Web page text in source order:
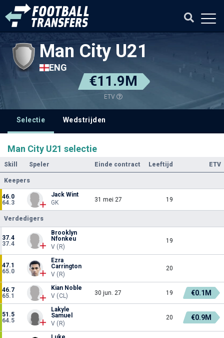
Man City U21
ENG
€11.9M
ETV
Selectie Wedstrijden
Man City U21 selectie
Skill Speler Einde contract Leeftijd ETV
Keepers
46.0
64.3
Jack Wint
GK
31 mei 27 19
Verdedigers
37.4
37.4
Brooklyn
Nfonkeu
V (R)
19
47.1
65.0
Ezra
Carrington
V (R)
20
46.7
65.1
Kian Noble
V (CL)
30 jun. 27 19 €0.1M
51.5
64.5
Lakyle
Samuel
V (R)
20 €0.9M